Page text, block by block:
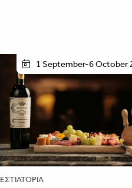
1 September-6 October
ΕΣΤΙΑΤΌΡΙΑ